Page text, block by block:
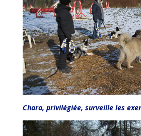
Chara, privilégiée, surveille les